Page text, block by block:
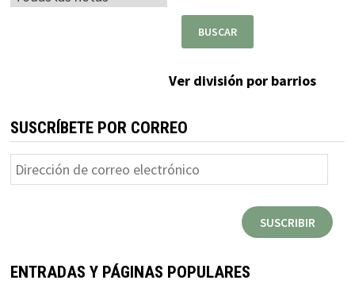
Ver división por barrios
SUSCRÍBETE POR CORREO
Dirección
de
SUSCRIBIR
ENTRADAS Y PÁGINAS POPULARES